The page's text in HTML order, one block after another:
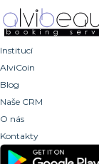
Institucí
AlviCoin
Blog
Naše CRM
O nás
Kontakty